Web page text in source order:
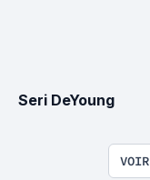
Seri DeYoung